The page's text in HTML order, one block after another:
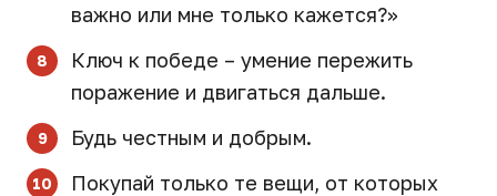
важно или мне только кажется?»
Ключ к победе – умение пережить
поражение и двигаться дальше.
Будь честным и добрым.
Покупай только те вещи, от которых